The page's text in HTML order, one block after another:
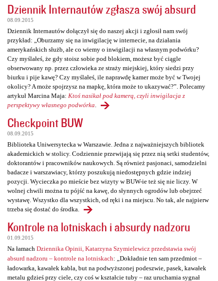
Dziennik Internautów zgłasza swój absurd
08.09.2015
Dziennik Internautów dołączył się do naszej akcji i zgłosił nam swój
przykład: „Oburzamy się na inwigilację w internecie, na działania
amerykańskich służb, ale co wiemy o inwigilacji na własnym podwórku?
Czy myślałeś, że gdy stoisz sobie pod blokiem, możesz być ciągle
obserwowany np. przez człowieka ze straży miejskiej, który siedzi przy
biurku i pije kawę? Czy myślałeś, ile naprawdę kamer może być w Twojej
okolicy? A może spojrzysz na mapkę, która może to ukazywać?”. Polecamy
artykuł Marcina Maja: Ktoś nasikał pod kamerą, czyli inwigilacja z
perspektywy własnego podwórka
Checkpoint BUW
08.09.2015
Biblioteka Uniwersytecka w Warszawie. Jedna z najważniejszych bibliotek
akademickich w stolicy. Codziennie przewijają się przez nią setki studentów,
doktorantów i pracowników naukowych. Są również pasjonaci, samodzielni
badacze i warszawiacy, którzy poszukują niedostępnych gdzie indziej
pozycji. Wycieczka po mieście bez wizyty w BUW-ie też się nie liczy. W
wolnej chwili można tu pójść na kawę, do słynnych ogrodów lub obejrzeć
wystawę. Wszystko dla wszystkich, od ręki i na miejscu. No tak, ale najpierw
trzeba się dostać do środka.
Kontrole na lotniskach i absurdy nadzoru
01.09.2015
Na łamach Dziennika Opinii, Katarzyna Szymielewicz przedstawia swój
absurd nadzoru – kontrole na lotniskach: „Dokładnie ten sam przedmiot –
ładowarka, kawałek kabla, but na podwyższonej podeszwie, pasek, kawałek
metalu gdzieś przy ciele, czy coś w kształcie tuby – raz uruchamia sygnał